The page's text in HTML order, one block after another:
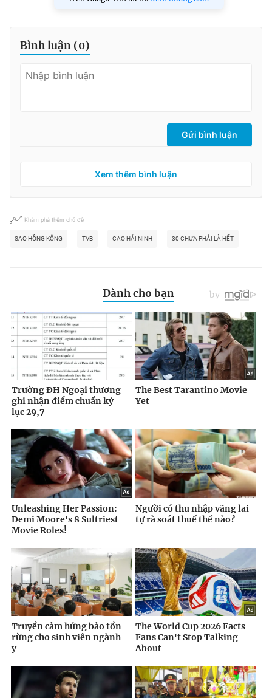
Bình luận (0)
Gửi bình luận
Xem thêm bình luận
Khám phá thêm chủ đề
SAO HỒNG KÔNG TVB CAO HẢI NINH 30 CHƯA PHẢI LÀ HẾT